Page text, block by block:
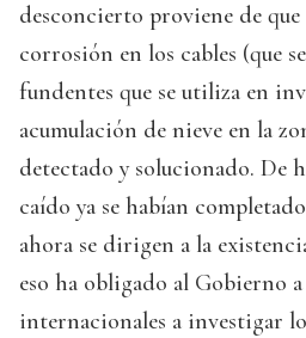
desconcierto proviene de que
corrosión en los cables (que
fundentes que se utiliza en
acumulación de nieve en la
detectado y solucionado. De
caído ya se habían
ahora se dirigen a la
eso ha obligado al Gobierno
internacionales a investigar